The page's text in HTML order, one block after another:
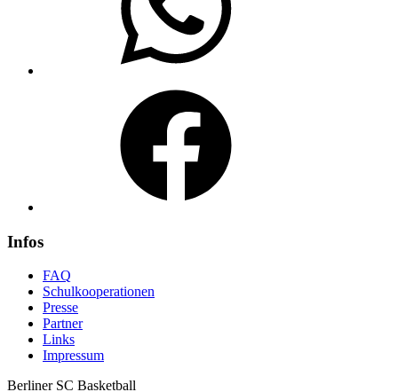
Infos
FAQ
Schulkooperationen
Presse
Partner
Links
Impressum
Berliner SC Basketball